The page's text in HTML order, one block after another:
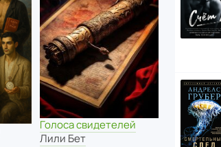
Голоса свидетелей
Лили Бет